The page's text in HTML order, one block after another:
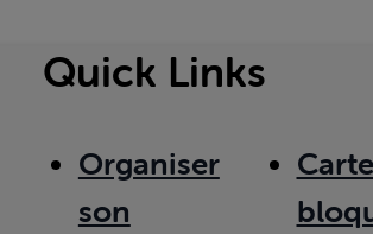
Quick Links
Organiser
son